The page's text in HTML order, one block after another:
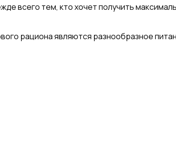
всего тем, кто хочет получить
рациона являются разнообразное